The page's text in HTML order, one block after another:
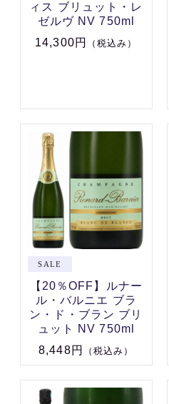
ィス ブリュット・レ
ゼルヴ NV 750ml
14,300円
（税込み）
【20％OFF】ルナー
ル・バルニエ ブラ
ン・ド・ブラン ブリ
ュット NV 750ml
8,448円
（税込み）